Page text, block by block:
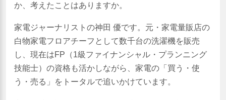
か、考えたことはありますか。
家電ジャーナリストの神田 優です。元・家電量販店の
白物家電フロアチーフとして数千台の洗濯機を販売
し、現在はFP（1級ファイナンシャル・プランニング
技能士）の資格も活かしながら、家電の「買う・使
う・売る」をトータルで追いかけています。